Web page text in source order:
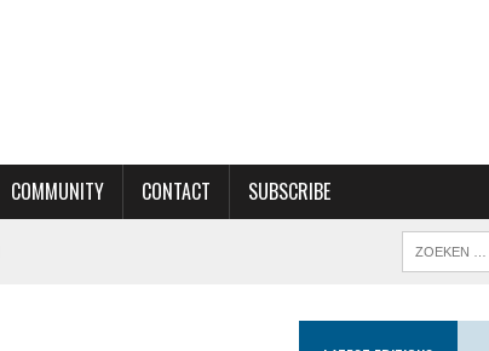
COMMUNITY CONTACT SUBSCRIBE